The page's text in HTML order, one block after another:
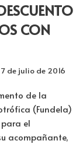
CON
7 de julio de 2016
de la
(Fundela)
el
acompañante,